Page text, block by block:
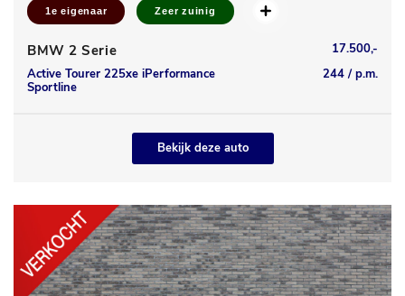
1e eigenaar Zeer zuinig
BMW 2 Serie
17.500,-
Active Tourer 225xe iPerformance
Sportline
244 / p.m.
Bekijk deze auto